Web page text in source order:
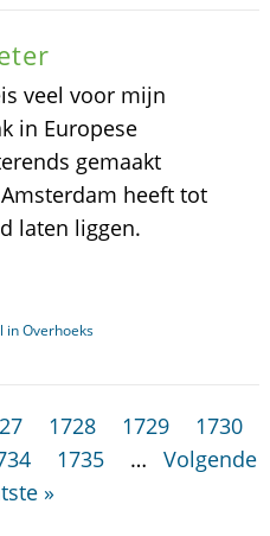
veel voor mijn
in Europese
gemaakt
heeft tot
laten liggen.
in Overhoeks
1728 1729
1730
1735 …
Volgende
»